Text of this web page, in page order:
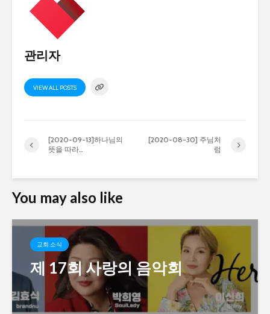
관리자
VIEW ALL POSTS
[2020-09-13]하나님의
뜻을 따라…
[2020-08-30] 주님처
럼
You may also like
교회 소식
제 17회 사랑의 음악회